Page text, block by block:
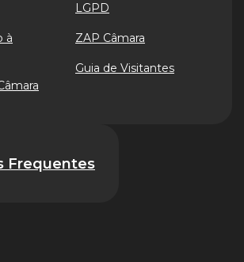
à
LGPD
ZAP Câmara
Guia de Visitantes
Frequentes